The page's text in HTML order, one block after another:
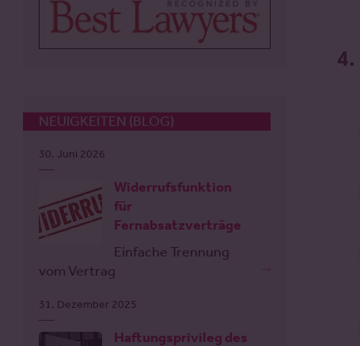
4.
NEUIGKEITEN (BLOG)
30. Juni 2026
Widerrufsfunktion
für
Fernabsatzverträge
Einfache Trennung
vom Vertrag
31. Dezember 2025
Haftungsprivileg des